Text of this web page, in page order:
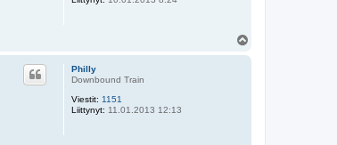
Philly
Downbound Train
Viestit: 1151
Liittynyt: 11.01.2013 12:13